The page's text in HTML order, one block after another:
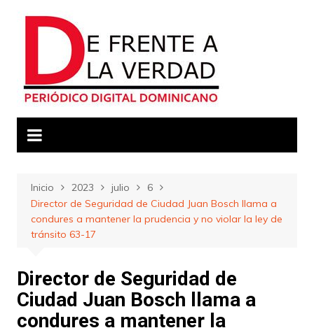
Inicio 2023 julio
6
Director de Seguridad de Ciudad Juan Bosch llama a
condures a mantener la prudencia y no violar la ley de
tránsito 63-17
Director de Seguridad de
Ciudad Juan Bosch llama a
condures a mantener la